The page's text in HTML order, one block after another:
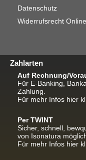
Datenschutz
Widerrufsrecht
Zahlarten
Auf Rechnung/
Für E-Banking,
Zahlung.
Für mehr Infos hier
Per TWINT
Sicher, schnell,
von Isonatura
Für mehr Infos hier